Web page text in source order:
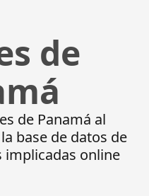
de
de Panamá al
base de datos de
implicadas online